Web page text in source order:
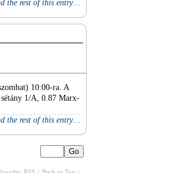
the rest of this entry…
10:00-ra. A
sétány 1/A, 0.87 Marx-
the rest of this entry…